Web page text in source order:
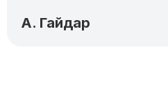
А. Гайдар